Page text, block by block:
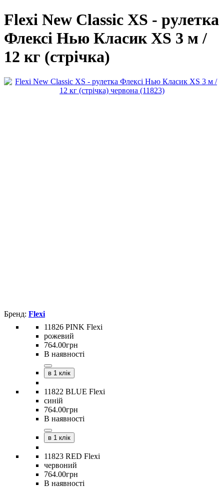
Flexi New Classic XS - рулетка
Флексі Нью Класик XS 3 м /
12 кг (стрічка)
Flexi
11826 PINK Flexi
рожевий
764.00грн
В наявності
в 1 клік
11822 BLUE Flexi
синій
764.00грн
В наявності
в 1 клік
11823 RED Flexi
червоний
764.00грн
В наявності